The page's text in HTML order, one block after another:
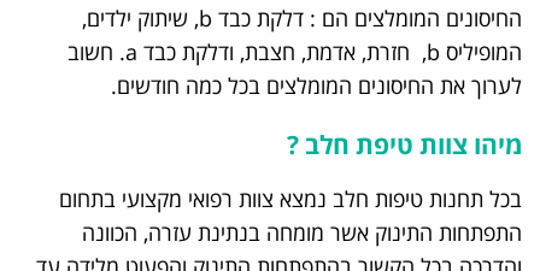
החיסונים המומלצים הם : דלקת כבד b, שיתוק ילדים,
המופיליס b, חזרת, אדמת, חצבת, ודלקת כבד a. חשוב
לערוך את החיסונים המומלצים בכל כמה חודשים.
מיהו צוות טיפת חלב ?
בכל תחנות טיפות חלב נמצא צוות רפואי מקצועי בתחום
התפתחות התינוק אשר מומחה בנתינת עזרה, הכוונה